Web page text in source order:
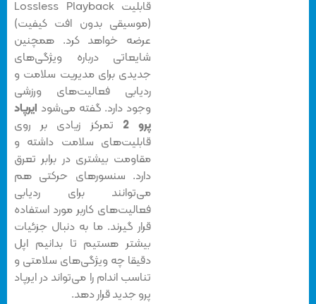
قابلیت Lossless Playback
(موسیقی بدون افت کیفیت)
عرضه خواهد کرد. همچنین
شایعاتی درباره ویژگی‌های
جدیدی برای مدیریت سلامت و
ردیابی فعالیت‌های ورزشی
وجود دارد. گفته می‌شودایرپاد
پرو 2 تمرکز زیادی بر روی
قابلیت‌های سلامت داشته و
مقاومت بیشتری در برابر تعرق
دارد. سنسورهای حرکتی هم
می‌توانند برای ردیابی
فعالیت‌های کاربر مورد استفاده
قرار گیرند. ما به دنبال جزئیات
بیشتر هستیم تا بدانیم اپل
دقیقا چه ویژگی‌های سلامتی و
تناسب اندام را می‌تواند در ایرپاد
پرو جدید قرار دهد.